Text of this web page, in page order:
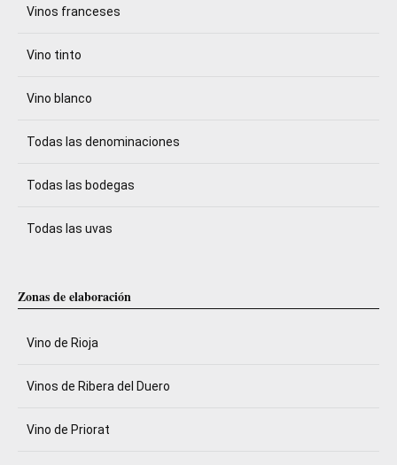
Vinos franceses
Vino tinto
Vino blanco
Todas las denominaciones
Todas las bodegas
Todas las uvas
Zonas de elaboración
Vino de Rioja
Vinos de Ribera del Duero
Vino de Priorat